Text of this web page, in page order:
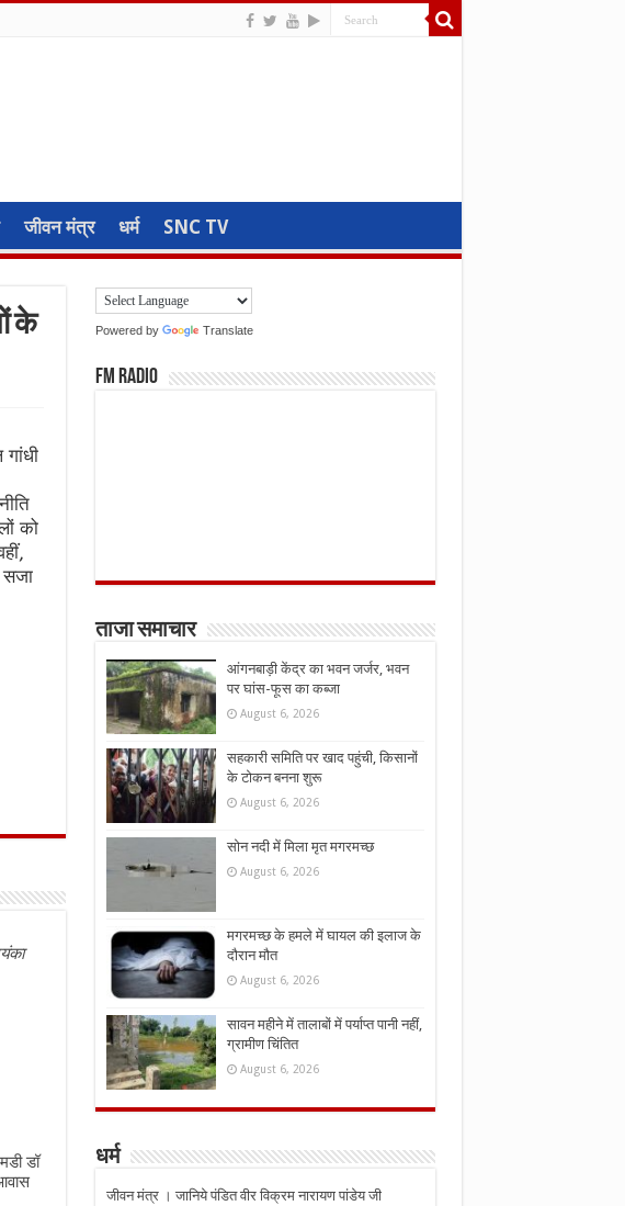
जीवन मंत्र धर्म SNC TV
के
को
सजा
डॉ
Powered by Translate
FM Radio
ताजा समाचार
आंगनबाड़ी केंद्र का भवन जर्जर, भवन
पर घांस-फूस का कब्जा
August 6, 2026
सहकारी समिति पर खाद पहुंची, किसानों
के टोकन बनना शुरू
August 6, 2026
सोन नदी में मिला मृत मगरमच्छ
August 6, 2026
मगरमच्छ के हमले में घायल की इलाज के
दौरान मौत
August 6, 2026
सावन महीने में तालाबों में पर्याप्त पानी नहीं,
ग्रामीण चिंतित
August 6, 2026
धर्म
जीवन मंत्र । जानिये पंडित वीर विक्रम नारायण पांडेय जी